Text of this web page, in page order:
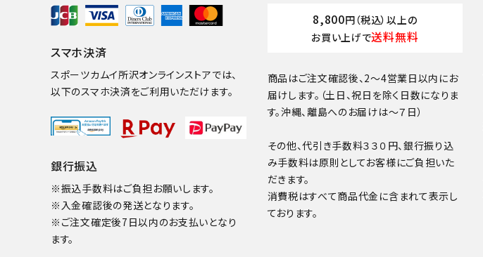
スマホ決済
スポーツカムイ所沢オンラインストアでは、
以下のスマホ決済をご利用いただけます。
銀行振込
※振込手数料はご負担お願いします。
※入金確認後の発送となります。
※ご注文確定後7日以内のお支払いとなり
ます。
8,800円（税込）以上の
お買い上げで送料無料
商品はご注文確認後、2～4営業日以内にお
届けします。（土日、祝日を除く日数になりま
す。沖縄、離島へのお届けは～７日）
その他、代引き手数料３３０円、銀行振り込
み手数料は原則としてお客様にご負担いた
だきます。
消費税はすべて商品代金に含まれて表示し
ております。